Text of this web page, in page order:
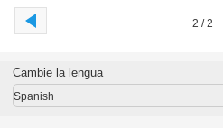
2 / 2
Cambie la lengua
Spanish